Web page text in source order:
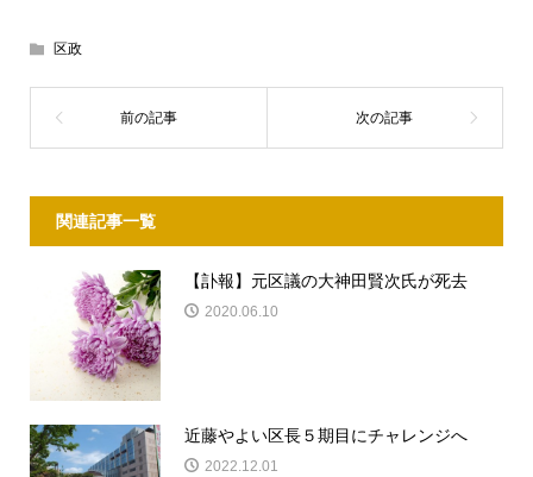
区政
関連記事一覧
【訃報】元区議の大神田賢次氏が死去
2020.06.10
近藤やよい区長５期目にチャレンジへ
2022.12.01